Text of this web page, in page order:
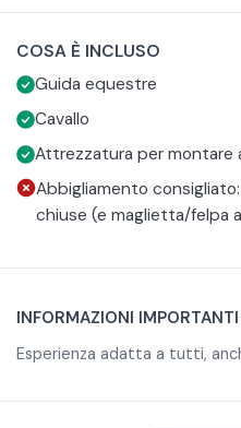
richiede un abbigliamento
chiuse e pantaloni lunghi.
In caso di maltempo, nel
l'uscita impraticabile, avrete
prenotazione o ricevere
COSA È INCLUSO
Guida equestre
Cavallo
Attrezzatura per montare
Abbigliamento
chiuse (e maglietta/felpa
INFORMAZIONI IMPORTANTI
Esperienza adatta a tutti,